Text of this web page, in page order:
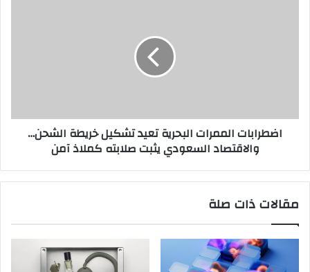
السعودي
اضطرابات الممرات البحرية تعيد تشكيل خريطة الشحن…
والاقتصاد السعودي يثبت صلابته كملاذ آمن
مقالات ذات صلة